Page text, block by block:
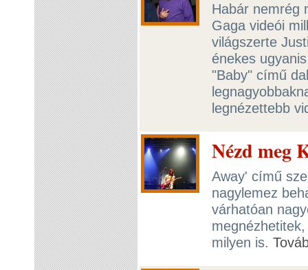
Habár nemrég
Gaga videói
világszerte
énekes
"Baby" című
legnézettebb
Nézd meg
Away' című
nagylemez
várhatóan
milyen is.